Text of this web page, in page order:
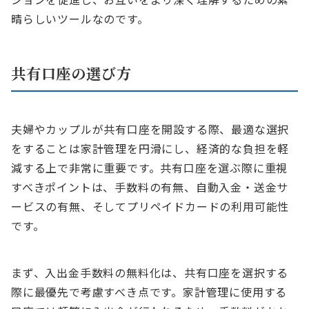
晴らしいツールなのです。
共有口座の選び方
夫婦やカップルが共有口座を開設する際、最適な選択
をすることは家計管理を円滑にし、経済的な負担を軽
減する上で非常に重要です。共有口座を選ぶ際に重視
すべきポイントは、手数料の有無、自動入金・送金サ
ービスの有無、そしてプリペイドカードの利用可能性
です。
まず、入出金手数料の無料化は、共有口座を選択する
際に最優先で考慮すべき点です。家計管理に使用する